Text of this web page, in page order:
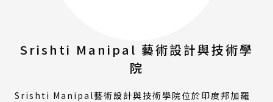
Srishti Manipal 藝術設計與技術學
院
Srishti Manipal藝術設計與技術學院位於印度邦加羅